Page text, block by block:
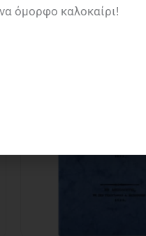
όμορφο καλοκαίρι!